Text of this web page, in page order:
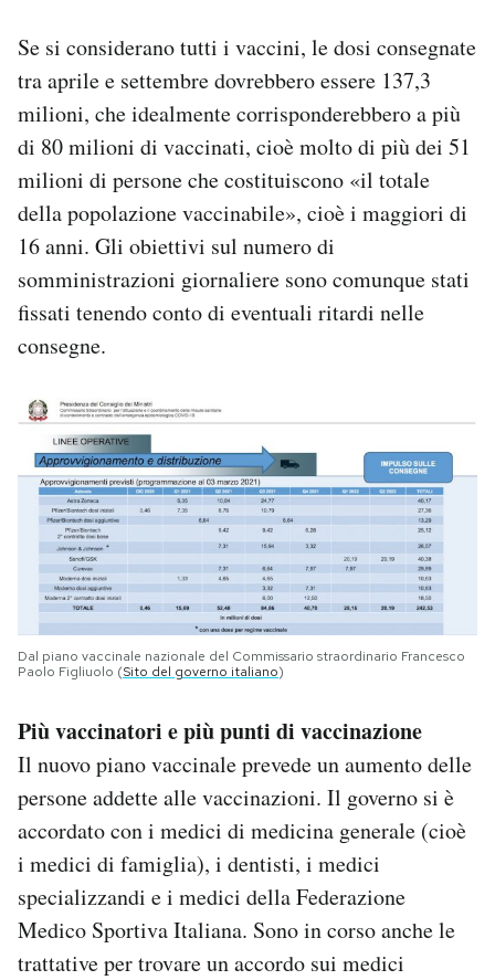
Se si considerano tutti i vaccini, le dosi consegnate
tra aprile e settembre dovrebbero essere 137,3
milioni, che idealmente corrisponderebbero a più
di 80 milioni di vaccinati, cioè molto di più dei 51
milioni di persone che costituiscono «il totale
della popolazione vaccinabile», cioè i maggiori di
16 anni. Gli obiettivi sul numero di
somministrazioni giornaliere sono comunque stati
fissati tenendo conto di eventuali ritardi nelle
consegne.
Dal piano vaccinale nazionale del Commissario straordinario Francesco
Paolo Figliuolo (Sito del governo italiano)
Più vaccinatori e più punti di vaccinazione
Il nuovo piano vaccinale prevede un aumento delle
persone addette alle vaccinazioni. Il governo si è
accordato con i medici di medicina generale (cioè
i medici di famiglia), i dentisti, i medici
specializzandi e i medici della Federazione
Medico Sportiva Italiana. Sono in corso anche le
trattative per trovare un accordo sui medici